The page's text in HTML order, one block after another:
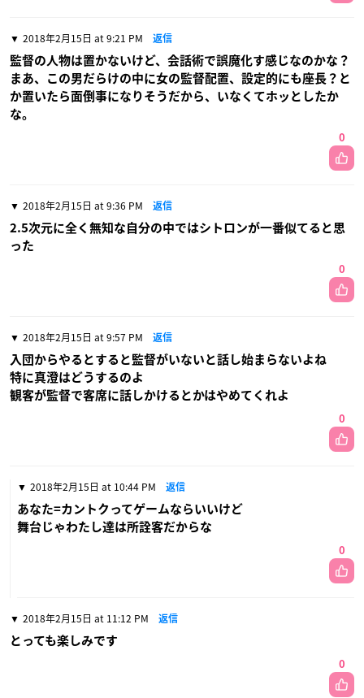
2018年2月15日 at 9:21 PM 返信
監督の人物は置かないけど、会話術で誤魔化す感じなのかな？
まあ、この男だらけの中に女の監督配置、設定的にも座長？と
か置いたら面倒事になりそうだから、いなくてホッとしたか
な。
0
2018年2月15日 at 9:36 PM 返信
2.5次元に全く無知な自分の中ではシトロンが一番似てると思
った
0
2018年2月15日 at 9:57 PM 返信
入団からやるとすると監督がいないと話し始まらないよね
特に真澄はどうするのよ
観客が監督で客席に話しかけるとかはやめてくれよ
0
2018年2月15日 at 10:44 PM 返信
あなた=カントクってゲームならいいけど
舞台じゃわたし達は所詮客だからな
0
2018年2月15日 at 11:12 PM 返信
とっても楽しみです
0